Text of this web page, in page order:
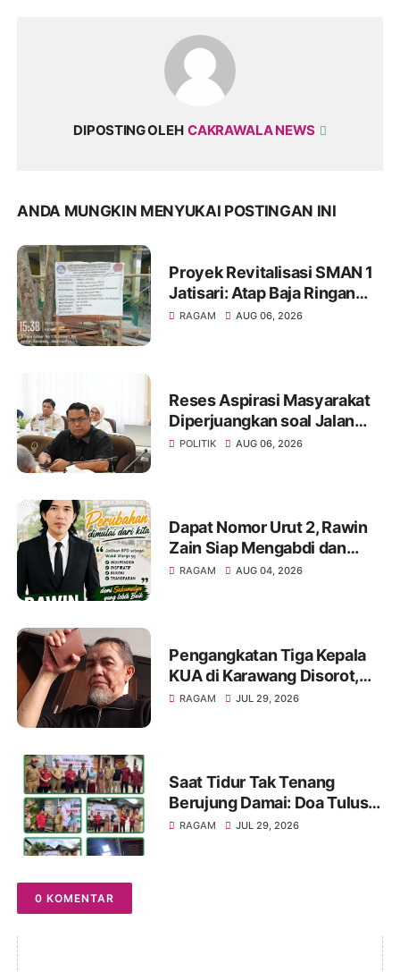
DIPOSTING OLEH CAKRAWALA NEWS
ANDA MUNGKIN MENYUKAI POSTINGAN INI
Proyek Revitalisasi SMAN 1
Jatisari: Atap Baja Ringan
Campur Paku & Dynabold,
RAGAM AUG 06, 2026
Reses Aspirasi Masyarakat
Diperjuangkan soal Jalan
Pangala-Baruppu Rusak
POLITIK AUG 06, 2026
Dapat Nomor Urut 2, Rawin
Zain Siap Mengabdi dan
Perjuangkan Aspirasi Warga
RAGAM AUG 04, 2026
Pengangkatan Tiga Kepala
KUA di Karawang Disorot,
KMG Singgung Dugaan Jual
RAGAM JUL 29, 2026
Saat Tidur Tak Tenang
Berujung Damai: Doa Tulus
MC-JK untuk Ibu Rusdiana
RAGAM JUL 29, 2026
0 KOMENTAR